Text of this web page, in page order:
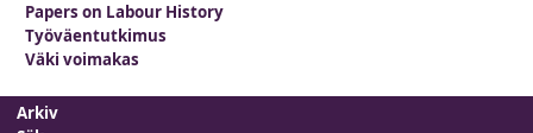
Papers on Labour History
Työväentutkimus
Väki voimakas
Arkiv